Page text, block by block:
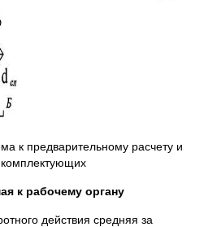
к предварительному расчету и
к рабочему органу
действия средняя за